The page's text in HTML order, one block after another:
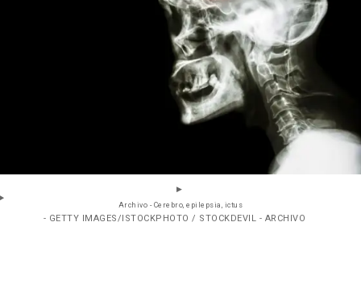
Archivo - Cerebro, epilepsia, ictus
- GETTY IMAGES/ISTOCKPHOTO / STOCKDEVIL - ARCHIVO